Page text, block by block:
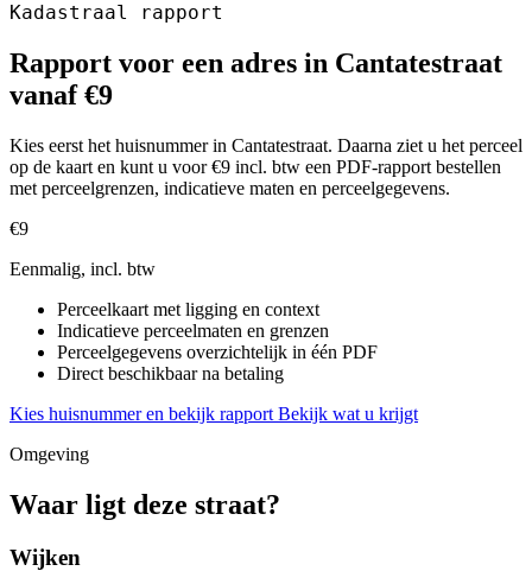
Kadastraal rapport
Rapport voor een adres in Cantatestraat
vanaf €9
Kies eerst het huisnummer in Cantatestraat. Daarna ziet u het perceel
op de kaart en kunt u voor €9 incl. btw een PDF-rapport bestellen
met perceelgrenzen, indicatieve maten en perceelgegevens.
€9
Eenmalig, incl. btw
Perceelkaart met ligging en context
Indicatieve perceelmaten en grenzen
Perceelgegevens overzichtelijk in één PDF
Direct beschikbaar na betaling
Kies huisnummer en bekijk rapport Bekijk wat u krijgt
Omgeving
Waar ligt deze straat?
Wijken